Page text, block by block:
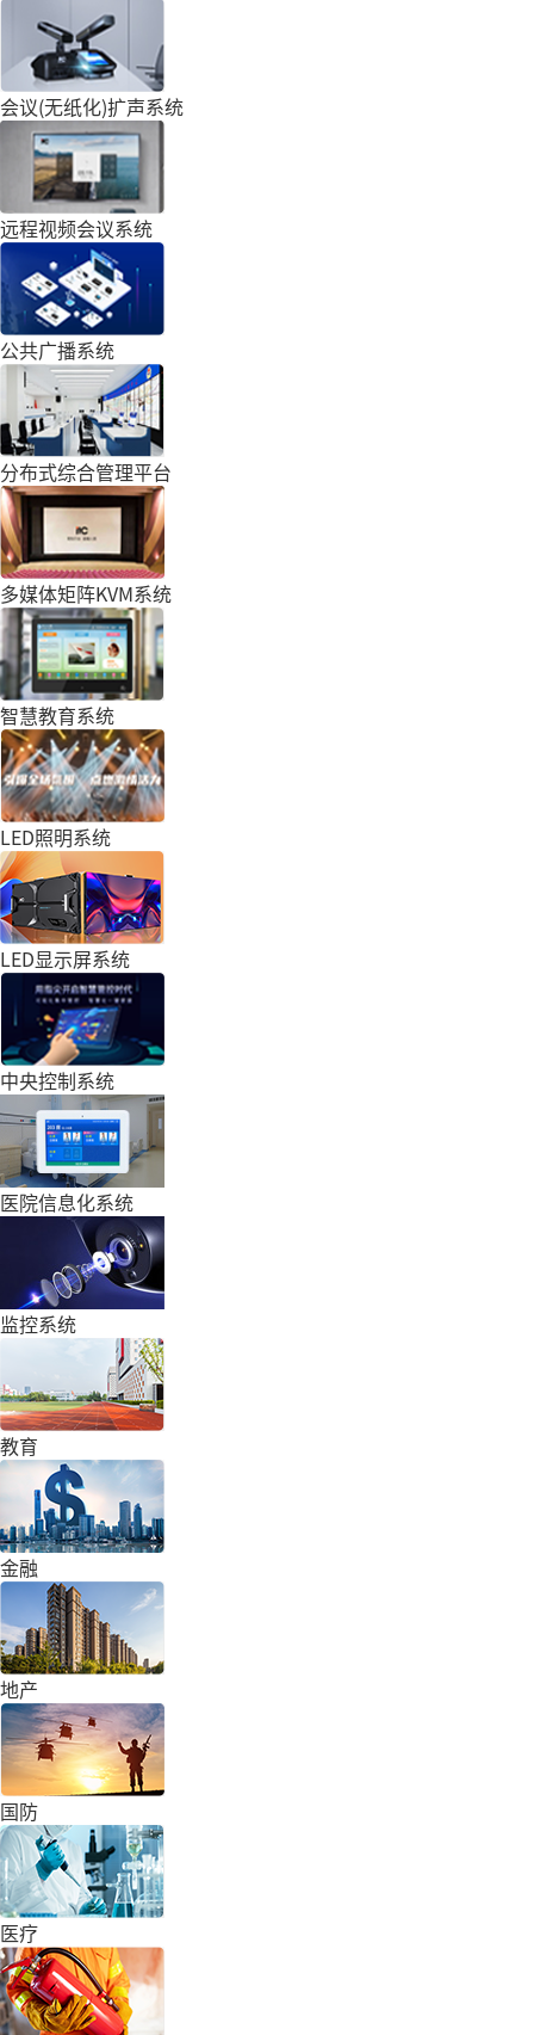
会议(无纸化)扩声系统
远程视频会议系统
公共广播系统
分布式综合管理平台
多媒体矩阵KVM系统
智慧教育系统
LED照明系统
LED显示屏系统
中央控制系统
医院信息化系统
监控系统
教育
金融
地产
国防
医疗